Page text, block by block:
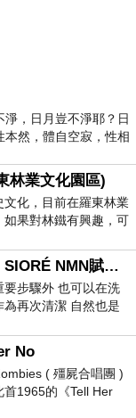
，日月豈不淨耶？日
本然，體自空寂，性相
林業文化園區)
化，目前在羅東林業
果對林鐵有興趣，可
♡♡韓國保養新選擇：SIORÉ NMN賦活泡泡化妝水♡♡
步驟外 也可以在洗
再次清潔 自然也是
於化妝
No
( 殭屍合唱團 )
1965的《Tell Her
百大單曲